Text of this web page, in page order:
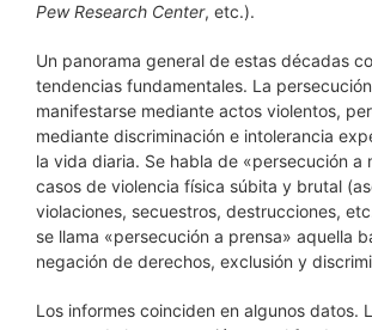
Pew Research Center, etc.).
Un panorama general de estas décadas
tendencias fundamentales. La
manifestarse mediante actos violentos,
mediante discriminación e intolerancia
la vida diaria. Se habla de «persecución a
casos de violencia física súbita y brutal
violaciones, secuestros, destrucciones,
se llama «persecución a prensa» aquella
negación de derechos, exclusión y
Los informes coinciden en algunos datos.